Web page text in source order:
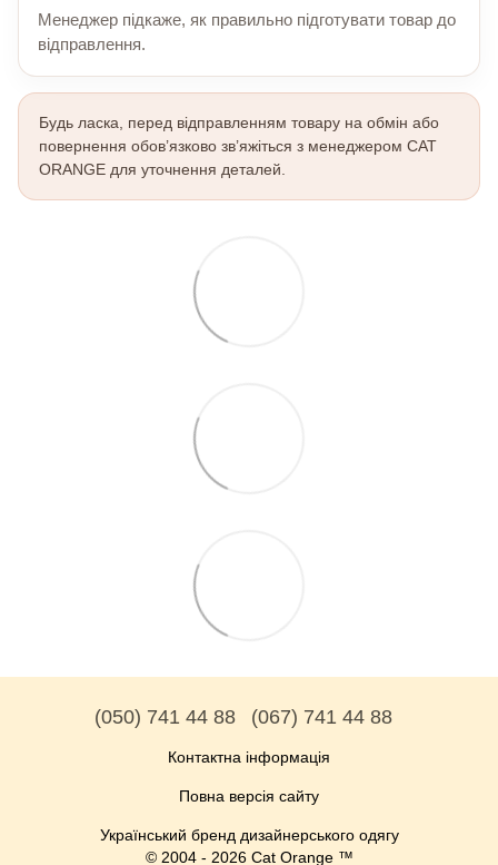
Менеджер підкаже, як правильно підготувати товар до
відправлення.
Будь ласка, перед відправленням товару на обмін або
повернення обов’язково зв’яжіться з менеджером CAT
ORANGE для уточнення деталей.
(050) 741 44 88 (067) 741 44 88
Контактна інформація
Повна версія сайту
Український бренд дизайнерського одягу
© 2004 - 2026 Cat Orange ™